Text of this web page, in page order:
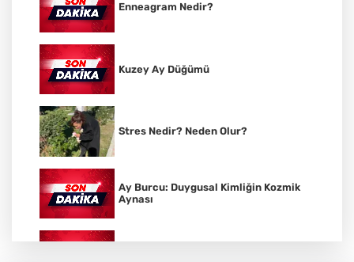
Enneagram Nedir?
Kuzey Ay Düğümü
Stres Nedir? Neden Olur?
Ay Burcu: Duygusal Kimliğin Kozmik
Aynası